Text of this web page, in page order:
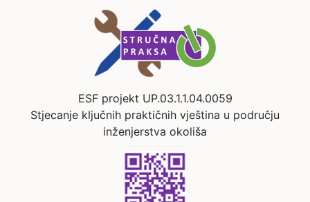
ESF projekt UP.03.1.1.04.0059
Stjecanje ključnih praktičnih vještina u području
inženjerstva okoliša